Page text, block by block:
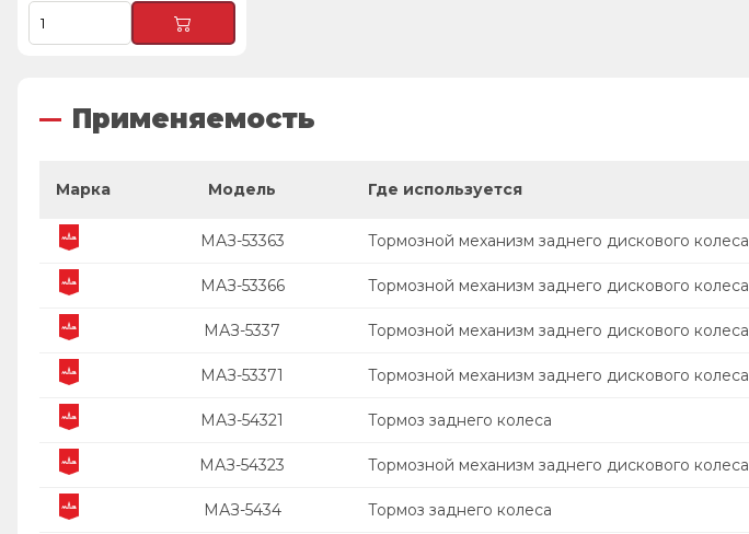
Применяемость
Марка Модель Где используется
МАЗ-53363 Тормозной механизм заднего дискового колеса
МАЗ-53366 Тормозной механизм заднего дискового колеса
МАЗ-5337 Тормозной механизм заднего дискового колеса
МАЗ-53371 Тормозной механизм заднего дискового колеса
МАЗ-54321 Тормоз заднего колеса
МАЗ-54323 Тормозной механизм заднего дискового колеса
МАЗ-5434 Тормоз заднего колеса